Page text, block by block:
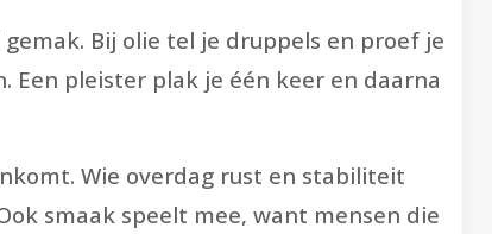
Bij olie tel je druppels en proef je
Een pleister plak je één keer en daarna
Wie overdag rust en stabiliteit
smaak speelt mee, want mensen die